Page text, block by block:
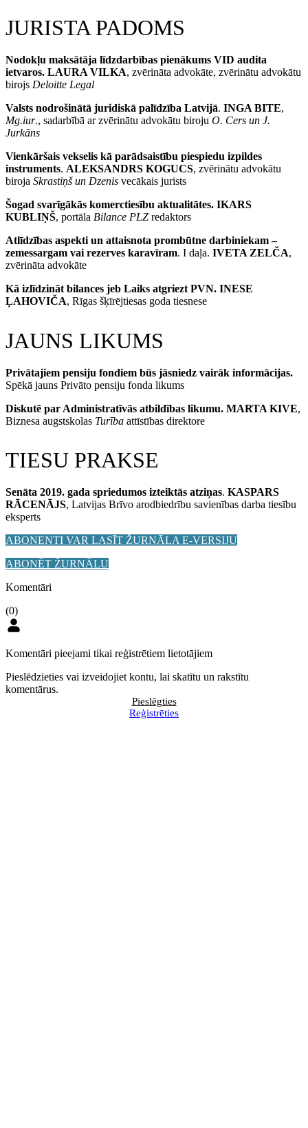
JURISTA PADOMS
Nodokļu maksātāja līdzdarbības pienākums VID audita
ietvaros. LAURA VILKA, zvērināta advokāte, zvērinātu advokātu
birojs Deloitte Legal
Valsts nodrošinātā juridiskā palīdzība Latvijā. INGA BITE,
Mg.iur., sadarbībā ar zvērinātu advokātu biroju O. Cers un J.
Jurkāns
Vienkāršais vekselis kā parādsaistību piespiedu izpildes
instruments. ALEKSANDRS KOGUCS, zvērinātu advokātu
biroja Skrastiņš un Dzenis vecākais jurists
Šogad svarīgākās komerctiesību aktualitātes. IKARS
KUBLIŅŠ, portāla Bilance PLZ redaktors
Atlīdzības aspekti un attaisnota prombūtne darbiniekam –
zemessargam vai rezerves karavīram. I daļa. IVETA ZELČA,
zvērināta advokāte
Kā izlīdzināt bilances jeb Laiks atgriezt PVN. INESE
ĻAHOVIČA, Rīgas šķīrējtiesas goda tiesnese
JAUNS LIKUMS
Privātajiem pensiju fondiem būs jāsniedz vairāk informācijas.
Spēkā jauns Privāto pensiju fonda likums
Diskutē par Administratīvās atbildības likumu. MARTA KIVE,
Biznesa augstskolas Turība attīstības direktore
TIESU PRAKSE
Senāta 2019. gada spriedumos izteiktās atziņas. KASPARS
RĀCENĀJS, Latvijas Brīvo arodbiedrību savienības darba tiesību
eksperts
ABONENTI VAR LASĪT ŽURNĀLA E-VERSIJU
ABONĒT ŽURNĀLU
Komentāri
(0)
Komentāri pieejami tikai reģistrētiem lietotājiem
Pieslēdzieties vai izveidojiet kontu, lai skatītu un rakstītu
komentārus.
Pieslēgties
Reģistrēties